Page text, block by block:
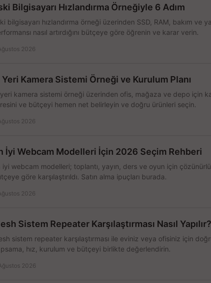
Bilgisayarı Hızlandırma Örneğiyle 6 Adım
bilgisayarı hızlandırma örneği üzerinden SSD, RAM, bakım ve
nasıl artırdığını bütçeye göre öğrenin ve karar verin.
2026
Yeri Kamera Sistemi Örneği ve Kurulum Planı
kamera sistemi örneği üzerinden ofis, mağaza ve depo için
ve bütçeyi hemen net belirleyin ve doğru ürünleri seçin.
2026
İyi Webcam Modelleri İçin 2026 Seçim Rehberi
iyi webcam modelleri; toplantı, yayın, ders ve oyun için
göre karşılaştırıldı. Satın alma ipuçları burada.
2026
Sistem Repeater Karşılaştırması Nasıl Yapılır?
sistem repeater karşılaştırması ile eviniz veya ofisiniz için
hız, kurulum ve bütçeyi birlikte değerlendirin.
2026